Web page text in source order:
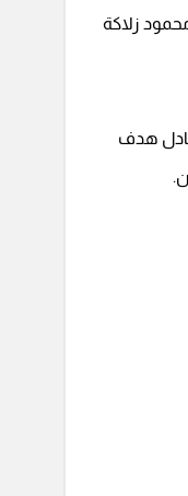
محمود زلاكة
هدف